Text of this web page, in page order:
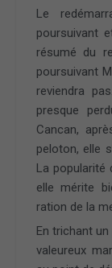
Le
poursuivant
résumé du
poursuivant
reviendra
presque
Cancan,
peloton, elle
La popularité
elle mérite
ration de la
En trichant
valeureux